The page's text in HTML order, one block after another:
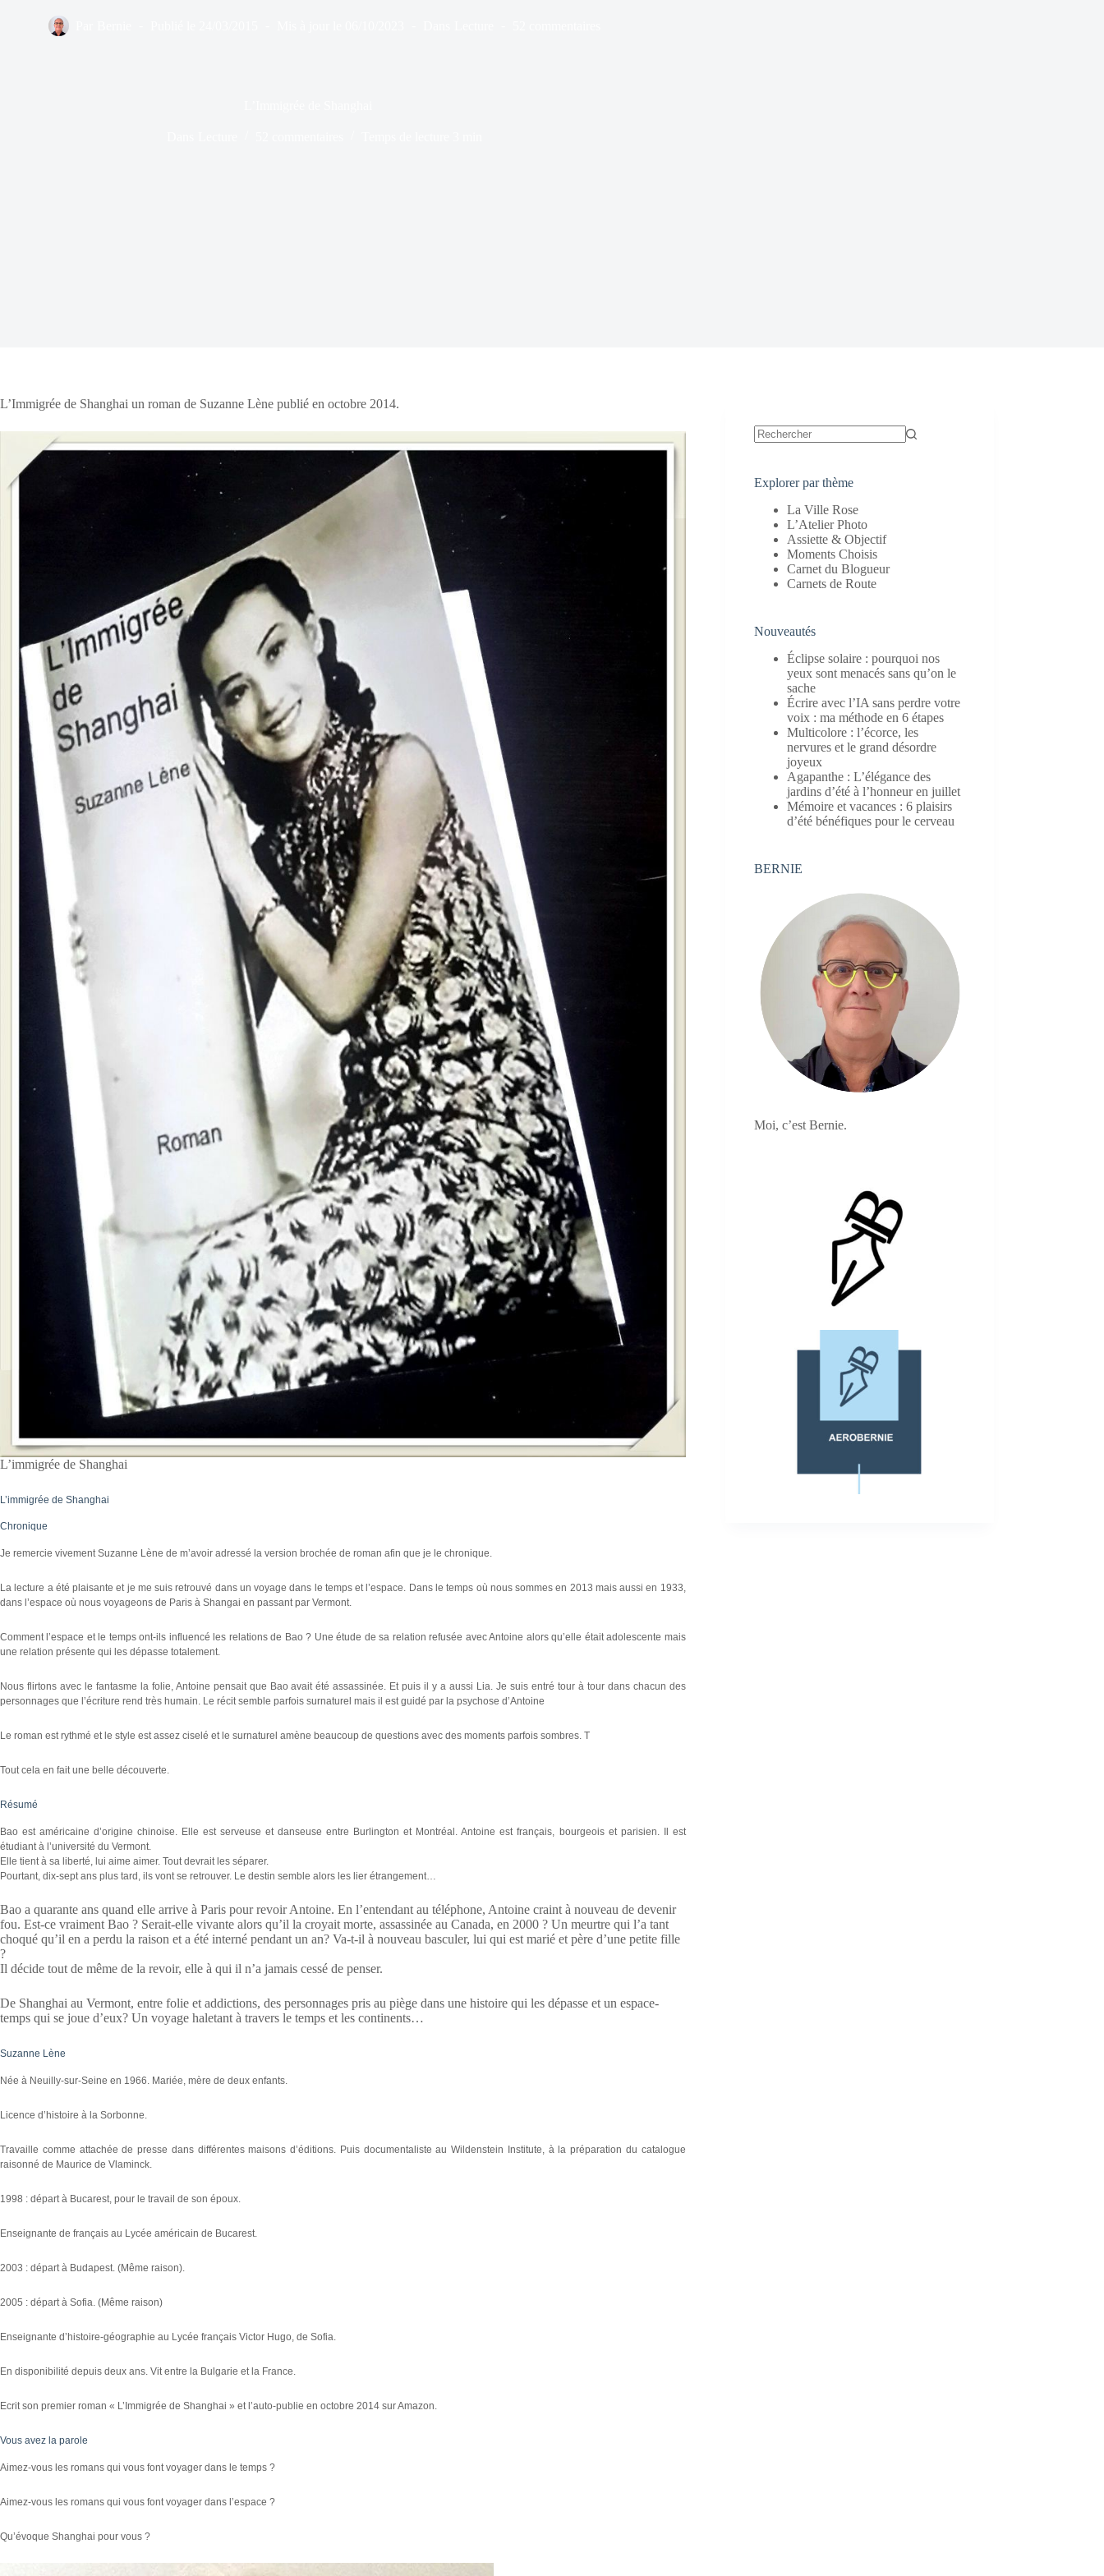
L’Immigrée de Shanghai un roman de Suzanne Lène publié en octobre 2014.
L’immigrée de Shanghai
L’immigrée de Shanghai
Chronique
Je remercie vivement Suzanne Lène de m’avoir adressé la version brochée de roman afin que je le chronique.
La lecture a été plaisante et je me suis retrouvé dans un voyage dans le temps et l’espace. Dans le temps où nous sommes en 2013 mais aussi en 1933,
dans l’espace où nous voyageons de Paris à Shangai en passant par Vermont.
Comment l’espace et le temps ont-ils influencé les relations de Bao ? Une étude de sa relation refusée avec Antoine alors qu’elle était adolescente mais
une relation présente qui les dépasse totalement.
Nous flirtons avec le fantasme la folie, Antoine pensait que Bao avait été assassinée. Et puis il y a aussi Lia. Je suis entré tour à tour dans chacun des
personnages que l’écriture rend très humain. Le récit semble parfois surnaturel mais il est guidé par la psychose d’Antoine
Le roman est rythmé et le style est assez ciselé et le surnaturel amène beaucoup de questions avec des moments parfois sombres. T
Tout cela en fait une belle découverte.
Résumé
Bao est américaine d’origine chinoise. Elle est serveuse et danseuse entre Burlington et Montréal. Antoine est français, bourgeois et parisien. Il est
étudiant à l’université du Vermont.
Elle tient à sa liberté, lui aime aimer. Tout devrait les séparer.
Pourtant, dix-sept ans plus tard, ils vont se retrouver. Le destin semble alors les lier étrangement…
Bao a quarante ans quand elle arrive à Paris pour revoir Antoine. En l’entendant au téléphone, Antoine craint à nouveau de devenir
fou. Est-ce vraiment Bao ? Serait-elle vivante alors qu’il la croyait morte, assassinée au Canada, en 2000 ? Un meurtre qui l’a tant
choqué qu’il en a perdu la raison et a été interné pendant un an? Va-t-il à nouveau basculer, lui qui est marié et père d’une petite fille
?
Il décide tout de même de la revoir, elle à qui il n’a jamais cessé de penser.
De Shanghai au Vermont, entre folie et addictions, des personnages pris au piège dans une histoire qui les dépasse et un espace-
temps qui se joue d’eux? Un voyage haletant à travers le temps et les continents…
Suzanne Lène
Née à Neuilly-sur-Seine en 1966. Mariée, mère de deux enfants.
Licence d’histoire à la Sorbonne.
Travaille comme attachée de presse dans différentes maisons d’éditions. Puis documentaliste au Wildenstein Institute, à la préparation du catalogue
raisonné de Maurice de Vlaminck.
1998 : départ à Bucarest, pour le travail de son époux.
Enseignante de français au Lycée américain de Bucarest.
2003 : départ à Budapest. (Même raison).
2005 : départ à Sofia. (Même raison)
Enseignante d’histoire-géographie au Lycée français Victor Hugo, de Sofia.
En disponibilité depuis deux ans. Vit entre la Bulgarie et la France.
Ecrit son premier roman « L’Immigrée de Shanghai » et l’auto-publie en octobre 2014 sur Amazon.
Vous avez la parole
Aimez-vous les romans qui vous font voyager dans le temps ?
Aimez-vous les romans qui vous font voyager dans l’espace ?
Qu’évoque Shanghai pour vous ?
Explorer par thème
La Ville Rose
L’Atelier Photo
Assiette & Objectif
Moments Choisis
Carnet du Blogueur
Carnets de Route
Nouveautés
Éclipse solaire : pourquoi nos
yeux sont menacés sans qu’on le
sache
Écrire avec l’IA sans perdre votre
voix : ma méthode en 6 étapes
Multicolore : l’écorce, les
nervures et le grand désordre
joyeux
Agapanthe : L’élégance des
jardins d’été à l’honneur en juillet
Mémoire et vacances : 6 plaisirs
d’été bénéfiques pour le cerveau
BERNIE
Moi, c’est Bernie.